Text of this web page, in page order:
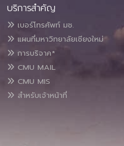
บริการสำคัญ
เบอร์โทรศัพท์ มช.
แผนที่มหาวิทยาลัยเชียงใหม่
การบริจาค*
CMU MAIL
CMU MIS
สำหรับเจ้าหน้าที่